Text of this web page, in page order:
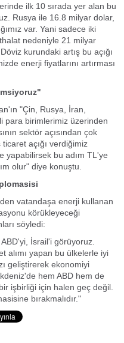
ilk 10 sırada yer alan bu
Rusya ile 16.8 milyar dolar,
var. Yani sadece iki
nedeniyle 21 milyar
kurundaki artış bu açığı
enerji fiyatlarını artırması
"Çin, Rusya, İran,
para birimlerimiz üzerinden
sektör açısından çok
açığı verdiğimiz
yapabilirsek bu adım TL'ye
olur" diye konuştu.
vatandaşa enerji kullanan
körükleyeceği
söyledi:
İsrail'i görüyoruz.
alımı yapan bu ülkelerle iyi
geliştirerek ekonomiyi
hem ABD hem de
işbirliği için halen geç değil.
bırakmalıdır."